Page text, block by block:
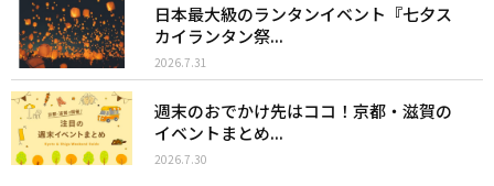
日本最大級のランタンイベント『七夕ス
カイランタン祭...
2026.7.31
週末のおでかけ先はココ！京都・滋賀の
イベントまとめ...
2026.7.30